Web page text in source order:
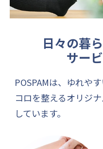
日々の暮
サー
POSPAMは、ゆれや
コロを整えるオリジ
しています。